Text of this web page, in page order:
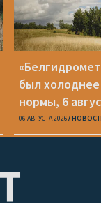
был
нормы, 6
06 АВГУСТА 2026